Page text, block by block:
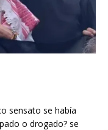
sensato se había
o drogado? se